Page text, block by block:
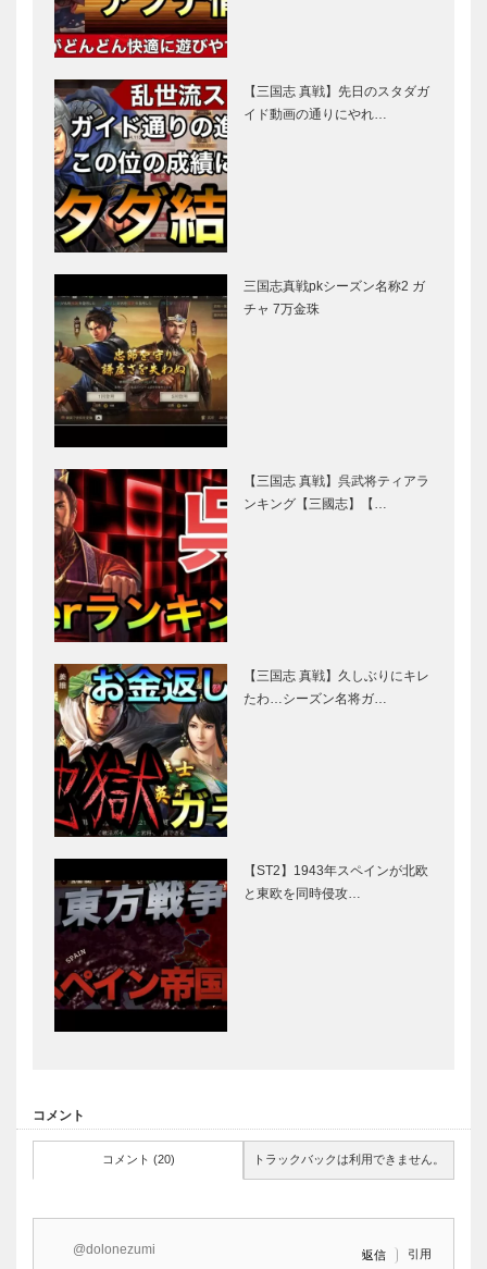
【三国志 真戦】先日のスタダガ
イド動画の通りにやれ…
三国志真戦pkシーズン名称2 ガ
チャ 7万金珠
【三国志 真戦】呉武将ティアラ
ンキング【三國志】【…
【三国志 真戦】久しぶりにキレ
たわ…シーズン名将ガ…
【ST2】1943年スペインが北欧
と東欧を同時侵攻…
コメント
コメント (20) トラックバックは利用できません。
@dolonezumi 返信 引用